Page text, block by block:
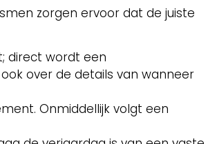
zorgen ervoor dat de juiste
direct wordt een
over de details van wanneer
Onmiddellijk volgt een